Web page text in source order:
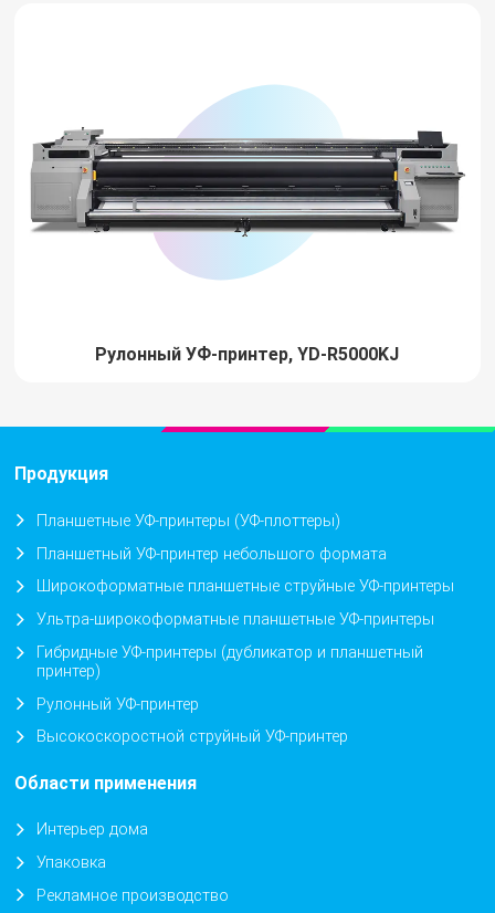
Рулонный УФ-принтер, YD-R5000KJ
Продукция
Планшетные УФ-принтеры (УФ-плоттеры)
Планшетный УФ-принтер небольшого формата
Широкоформатные планшетные струйные УФ-принтеры
Ультра-широкоформатные планшетные УФ-принтеры
Гибридные УФ-принтеры (дубликатор и планшетный
принтер)
Рулонный УФ-принтер
Высокоскоростной струйный УФ-принтер
Области применения
Интерьер дома
Упаковка
Рекламное производство